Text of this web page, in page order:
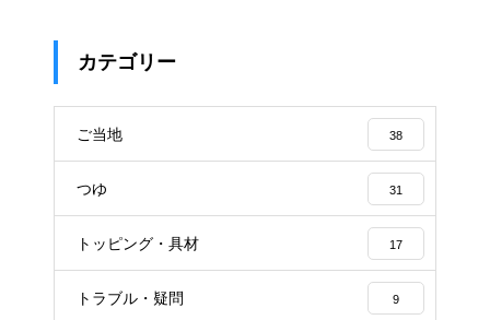
カテゴリー
ご当地 38
つゆ 31
トッピング・具材 17
トラブル・疑問 9